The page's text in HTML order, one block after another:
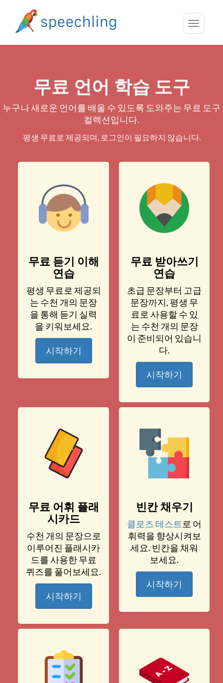
Toggle
무료 언어 학습 도구
누구나 새로운 언어를 배울 수 있도록 도와주는 무료 도구
컬렉션입니다.
평생 무료로 제공되며, 로그인이 필요하지 않습니다.
무료 듣기 이해
연습
평생 무료로 제공되
는 수천 개의 문장
을 통해 듣기 실력
을 키워보세요.
시작하기
무료 받아쓰기
연습
초급 문장부터 고급
문장까지, 평생 무
료로 사용할 수 있
는 수천 개의 문장
이 준비되어 있습니
다.
시작하기
무료 어휘 플래
시카드
수천 개의 문장으로
이루어진 플래시카
드를 사용한 무료
퀴즈를 풀어보세요.
시작하기
빈칸 채우기
클로즈 테스트 로 어
휘력을 향상시켜보
세요. 빈칸을 채워
보세요.
시작하기